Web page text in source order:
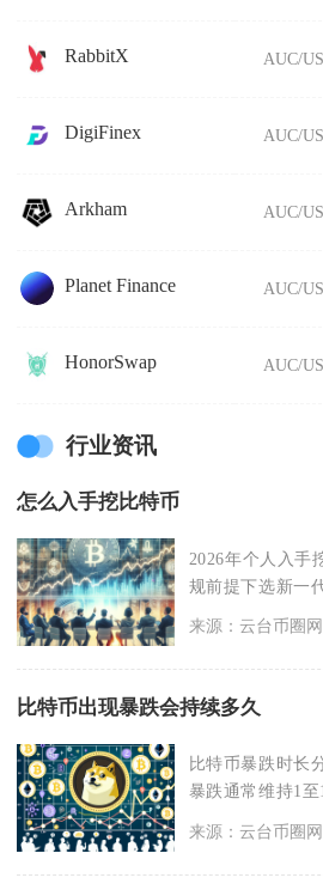
RabbitX AUC/
DigiFinex AUC/
Arkham AUC/
Planet Finance AUC/
HonorSwap AUC/
行业资讯
怎么入手挖比特币
2026年个人入手
规前提下选新一
矿场或云算
来源：云台币圈网
比特币出现暴跌会持续多久
比特币暴跌时长
暴跌通常维持1
跌周期普遍在2
来源：云台币圈网